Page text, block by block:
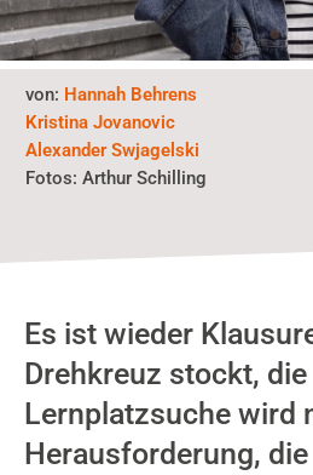
von: Hannah Behrens
Kristina Jovanovic
Alexander Swjagelski
Fotos:Arthur Schilling
Es ist wieder
Drehkreuz stockt, die
Lernplatzsuche wird
Herausforderung, die